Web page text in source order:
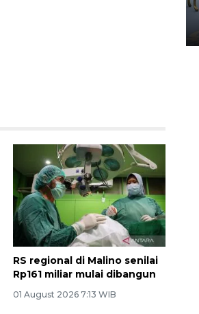
RS regional di Malino senilai
Rp161 miliar mulai dibangun
01 August 2026 7:13 WIB